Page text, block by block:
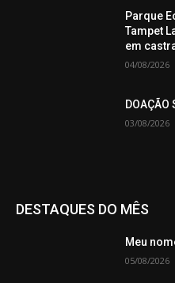
Parque
Tampet
em
04/08/2026
DOAÇÃO
03/08/2026
DESTAQUES DO MÊS
Meu
05/08/2026